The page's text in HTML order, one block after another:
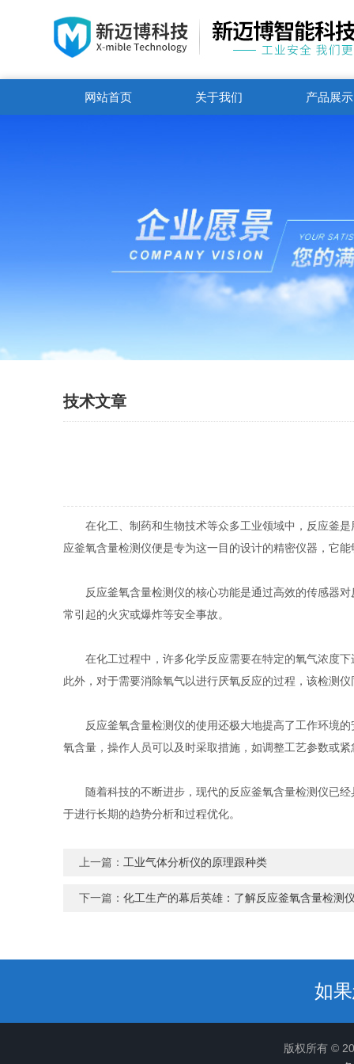
网站首页 关于我们 产品展示
技术文章
在化工、制药和生物技术等众多工业领域中，反应釜是
应釜氧含量检测仪便是专为这一目的设计的精密仪器，它
反应釜氧含量检测仪的核心功能是通过高效的传感器对
常引起的火灾或爆炸等安全事故。
在化工过程中，许多化学反应需要在特定的氧气浓度下
此外，对于需要消除氧气以进行厌氧反应的过程，该检测
反应釜氧含量检测仪的使用还极大地提高了工作环境的
氧含量，操作人员可以及时采取措施，如调整工艺参数或
随着科技的不断进步，现代的反应釜氧含量检测仪已经
于进行长期的趋势分析和过程优化。
上一篇： 工业气体分析仪的原理跟种类
下一篇： 化工生产的幕后英雄：了解反应釜氧含量检测
如
版权所有 ©